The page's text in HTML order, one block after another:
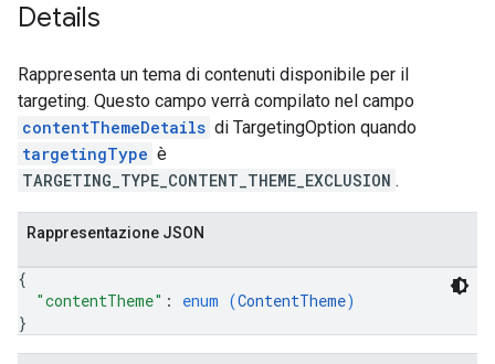
Details
Rappresenta un tema di contenuti disponibile per il
targeting. Questo campo verrà compilato nel campo
contentThemeDetails di TargetingOption quando
targetingType è
TARGETING_TYPE_CONTENT_THEME_EXCLUSION .
Rappresentazione JSON
{
"contentTheme" : enum (ContentTheme)
}